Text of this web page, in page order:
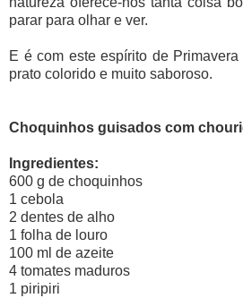
parar para olhar e ver.
E é com este espírito de
prato colorido e muito saboroso.
Choquinhos guisados com
Ingredientes:
600 g de choquinhos
1 cebola
2 dentes de alho
1 folha de louro
100 ml de azeite
4 tomates maduros
1 piripiri